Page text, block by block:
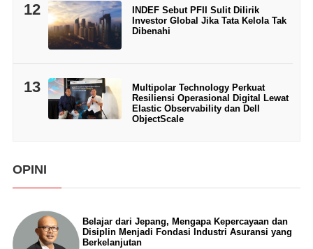
12
INDEF Sebut PFII Sulit Dilirik
Investor Global Jika Tata Kelola Tak
Dibenahi
13
Multipolar Technology Perkuat
Resiliensi Operasional Digital Lewat
Elastic Observability dan Dell
ObjectScale
OPINI
Belajar dari Jepang, Mengapa Kepercayaan dan
Disiplin Menjadi Fondasi Industri Asuransi yang
Berkelanjutan